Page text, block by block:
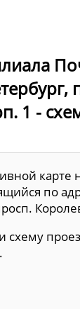
1 -
карте
по
схему
.